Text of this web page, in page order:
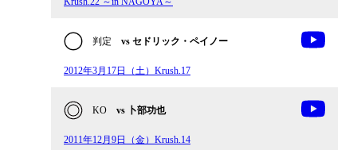
判定 vs セドリック・ペイノー
2012年3月17日（土）Krush.17
KO vs 卜部功也
2011年12月9日（金）Krush.14